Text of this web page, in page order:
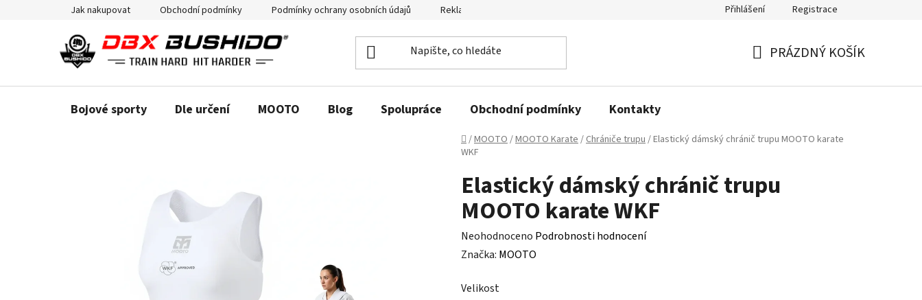
Jak nakupovat Obchodní podmínky Podmínky ochrany osobních údajů Reklamační řád a odstoupení od smlouvy Politika používání cookiesPřihlášení Registrace
PRÁZDNÝ KOŠÍK
Bojové sporty Dle určení MOOTO Blog Spolupráce Obchodní podmínky Kontakty
Domů
/MOOTO/MOOTO Karate/Chrániče trupu/Elastický dámský chránič trupu MOOTO karate
WKF
Elastický dámský chránič trupu
MOOTO karate WKF
Průměrné
hodnocení
je
Neohodnoceno Podrobnosti hodnocení
Značka: MOOTO
Velikost